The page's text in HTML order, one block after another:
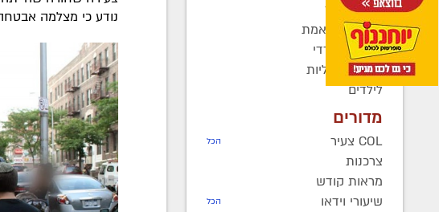
נשות חב"ד
ברוך דיין האמת
בעולם החרדי
חדשות כלליות
לילדים
מדורים
COL צעיר הכל
צרכנות
מראות קודש
שיעורי וידאו
הכל
נודע כי מצלמה